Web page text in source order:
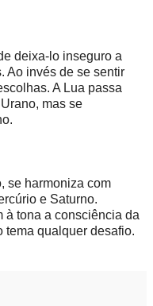
deixa-lo inseguro a
Ao invés de se sentir
A Lua passa
mas se
se harmoniza com
e Saturno.
à tona a consciência da
tema qualquer desafio.